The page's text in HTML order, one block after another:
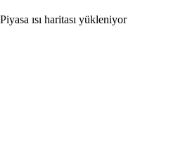
Piyasa ısı haritası yükleniyor